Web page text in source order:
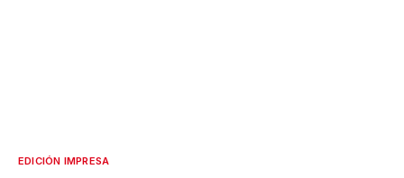
EDICIÓN IMPRESA